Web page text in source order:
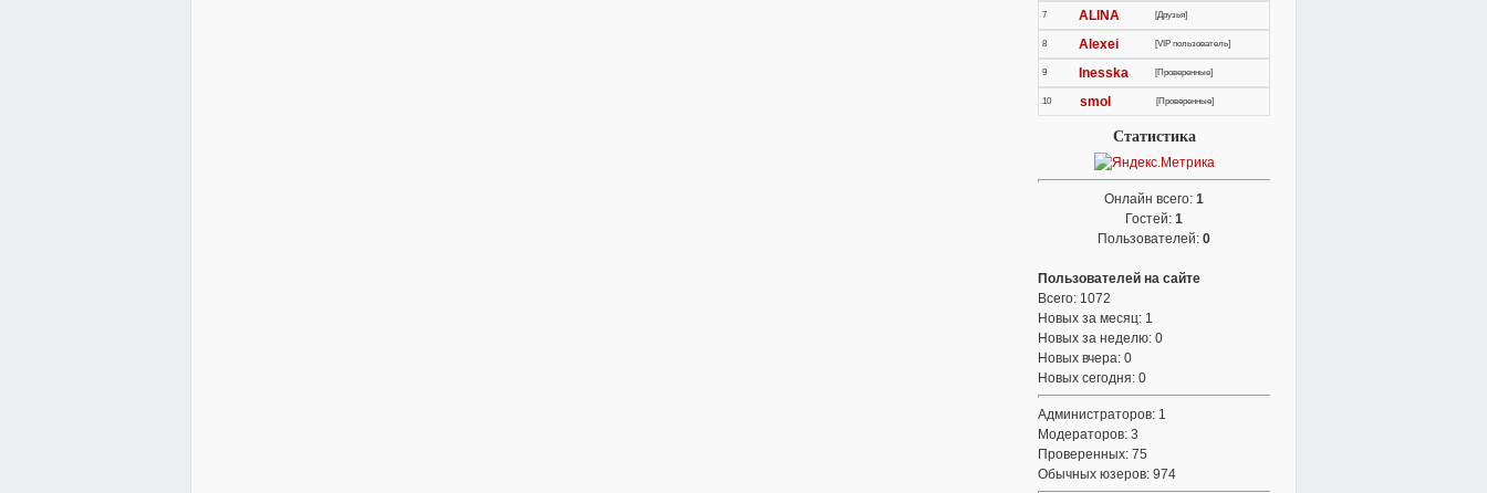
7 ALINA [Друзья]
8 Alexei [VIP пользователь]
9 Inesska [Проверенные]
10 smol [Проверенные]
Статистика
Онлайн всего: 1
Гостей: 1
Пользователей: 0
Пользователей на сайте
Всего: 1072
Новых за месяц: 1
Новых за неделю: 0
Новых вчера: 0
Новых сегодня: 0
Администраторов: 1
Модераторов: 3
Проверенных: 75
Обычных юзеров: 974